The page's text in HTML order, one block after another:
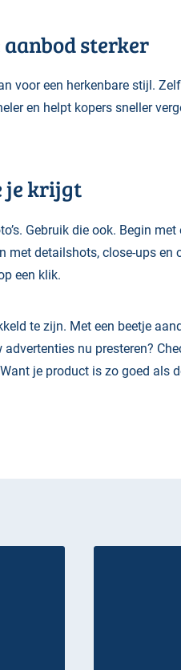
sterker
voor een herkenbare stijl.
en helpt kopers sneller
je krijgt
Gebruik die ook. Begin
detailshots, close-ups en
een klik.
te zijn. Met een beetje
nu presteren?
je product is zo goed als